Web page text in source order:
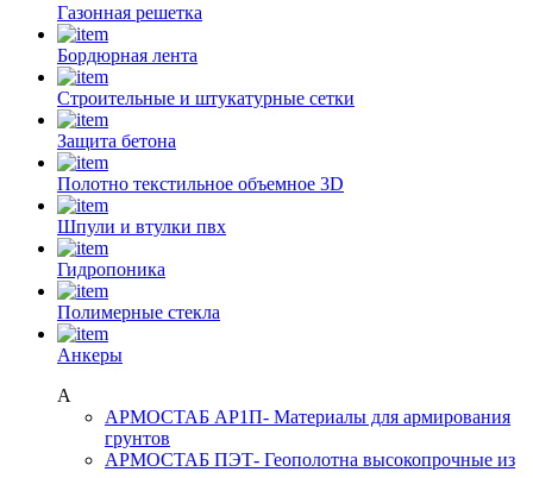
Газонная решетка
Бордюрная лента
Строительные и штукатурные сетки
Защита бетона
Полотно текстильное объемное 3D
Шпули и втулки пвх
Гидропоника
Полимерные стекла
Анкеры
А
АРМОСТАБ АР1П- Материалы для армирования
грунтов
АРМОСТАБ ПЭТ- Геополотна высокопрочные из